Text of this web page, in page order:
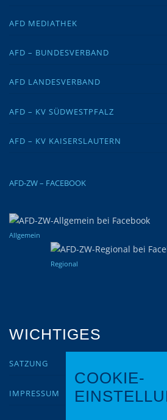
AFD MEDIATHEK
AFD – BUNDESVERBAND
AFD LANDESVERBAND
AFD – KV SÜDWESTPFALZ
AFD – KV KAISERSLAUTERN
AFD-ZW – FACEBOOK
Allgemein
Regional
WICHTIGES
SATZUNG
IMPRESSUM
COOKIE-